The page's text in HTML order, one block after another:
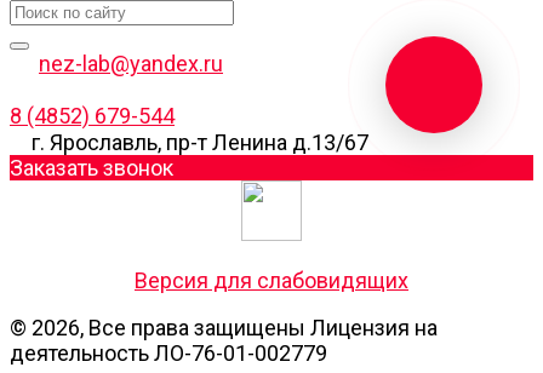
nez-lab@yandex.ru
8 (4852) 679-544
г. Ярославль, пр-т Ленина д.13/67
Заказать звонок
Версия для слабовидящих
© 2026, Все права защищены Лицензия на
деятельность ЛО-76-01-002779